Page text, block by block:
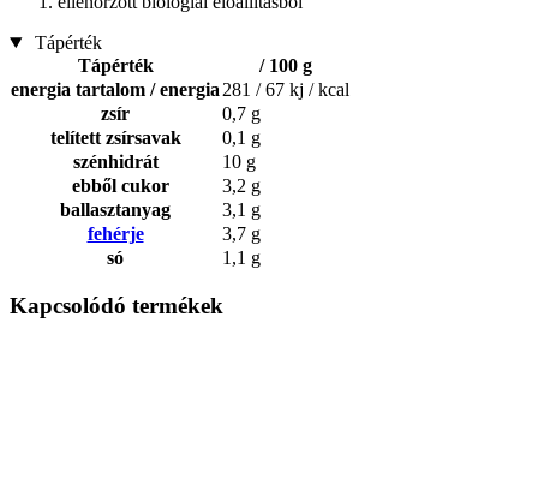
Tápérték
Tápérték
/ 100 g
energia tartalom / energia 281 / 67 kj / kcal
zsír
0,7 g
telített zsírsavak
0,1 g
szénhidrát
10 g
ebből cukor
3,2 g
ballasztanyag
3,1 g
fehérje
3,7 g
só
1,1 g
Kapcsolódó termékek